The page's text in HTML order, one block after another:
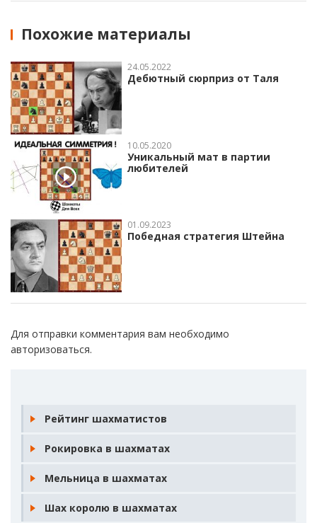
Похожие материалы
24.05.2022
Дебютный сюрприз от Таля
10.05.2020
Уникальный мат в партии
любителей
01.09.2023
Победная стратегия Штейна
Для отправки комментария вам необходимо
авторизоваться.
Рейтинг шахматистов
Рокировка в шахматах
Мельница в шахматах
Шах королю в шахматах